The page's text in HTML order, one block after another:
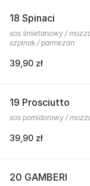
18 Spinaci
sos śmietanowy /
szpinak / parmezan
39,90 zł
19 Prosciutto
sos pomidorowy /
39,90 zł
20 GAMBERI